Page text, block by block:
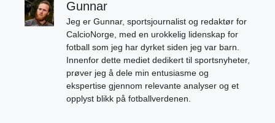
Gunnar
Jeg er Gunnar, sportsjournalist og redaktør for
CalcioNorge, med en urokkelig lidenskap for
fotball som jeg har dyrket siden jeg var barn.
Innenfor dette mediet dedikert til sportsnyheter,
prøver jeg å dele min entusiasme og
ekspertise gjennom relevante analyser og et
opplyst blikk på fotballverdenen.